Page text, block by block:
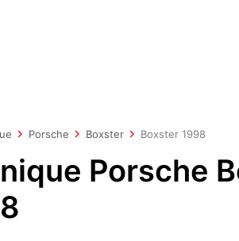
Porsche Boxster Boxster 1998
Porsche